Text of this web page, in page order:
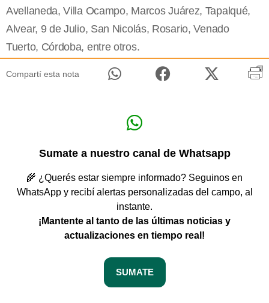
Avellaneda, Villa Ocampo, Marcos Juárez, Tapalqué,
Alvear, 9 de Julio, San Nicolás, Rosario, Venado
Tuerto, Córdoba, entre otros.
Compartí esta nota
Sumate a nuestro canal de Whatsapp
🌾 ¿Querés estar siempre informado? Seguinos en
WhatsApp y recibí alertas personalizadas del campo, al
instante.
¡Mantente al tanto de las últimas noticias y
actualizaciones en tiempo real!
SUMATE